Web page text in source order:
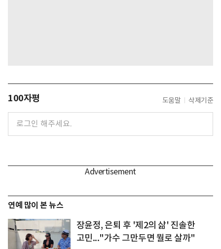
100자평 도움말 삭제기준
연예 많이 본 뉴스
장윤정, 은퇴 후 '제2의 삶' 진솔한
고민..."가수 그만두면 뭘로 살까"